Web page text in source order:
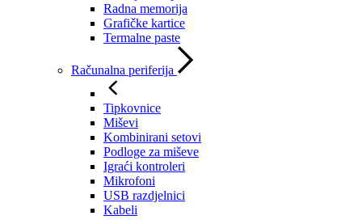
Radna memorija
Grafičke kartice
Termalne paste
Računalna periferija
Tipkovnice
Miševi
Kombinirani setovi
Podloge za miševe
Igraći kontroleri
Mikrofoni
USB razdjelnici
Kabeli